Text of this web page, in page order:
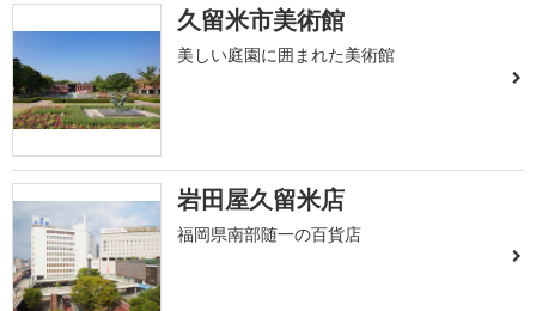
久留米市美術館
美しい庭園に囲まれた美術館
岩田屋久留米店
福岡県南部随一の百貨店